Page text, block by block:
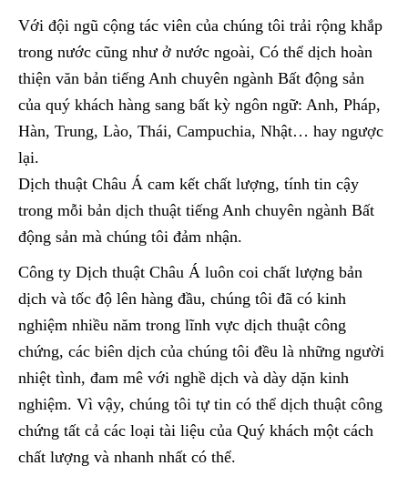
Với đội ngũ cộng tác viên của chúng tôi trải rộng khắp
trong nước cũng như ở nước ngoài, Có thể dịch hoàn
thiện văn bản tiếng Anh chuyên ngành Bất động sản
của quý khách hàng sang bất kỳ ngôn ngữ: Anh, Pháp,
Hàn, Trung, Lào, Thái, Campuchia, Nhật… hay ngược
lại.
Dịch thuật Châu Á cam kết chất lượng, tính tin cậy
trong mỗi bản dịch thuật tiếng Anh chuyên ngành Bất
động sản mà chúng tôi đảm nhận.
Công ty Dịch thuật Châu Á luôn coi chất lượng bản
dịch và tốc độ lên hàng đầu, chúng tôi đã có kinh
nghiệm nhiều năm trong lĩnh vực dịch thuật công
chứng, các biên dịch của chúng tôi đều là những người
nhiệt tình, đam mê với nghề dịch và dày dặn kinh
nghiệm. Vì vậy, chúng tôi tự tin có thể dịch thuật công
chứng tất cả các loại tài liệu của Quý khách một cách
chất lượng và nhanh nhất có thể.